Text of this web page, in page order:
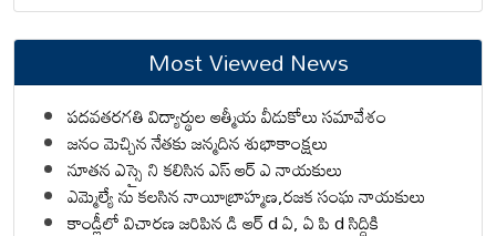
Most Viewed News
పదవతరగతి విద్యార్థుల ఆత్మీయ వీడుకోలు సమావేశం
జనం మెచ్చిన నేతకు జన్మదిన శుభాకాంక్షలు
నూతన ఎస్సై ని కలిసిన ఎస్ ఆర్ ఎ నాయకులు
ఎమ్మెల్యే ను కలసిన నాయీబ్రాహ్మణ,రజక సంఘ నాయకులు
కాండ్లీలో విచారణ జరిపిన డి ఆర్ d ఏ, ఏ పి d సిద్ధికి